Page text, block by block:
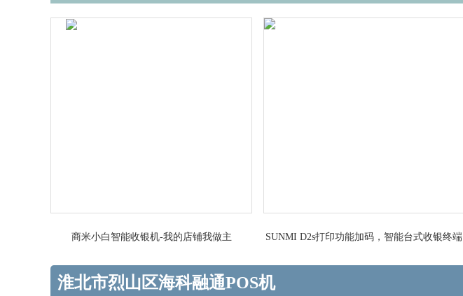
商米小白智能收银机-我的店铺我做主 SUNMI D2s打印功能加码，智能台式收银终端
淮北市烈山区海科融通POS机